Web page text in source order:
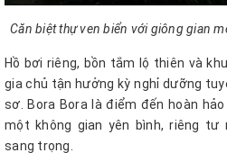
Căn biệt thự ven biển với giông gian
Hồ bơi riêng, bồn tắm lộ thiên và
gia chủ tận hưởng kỳ nghỉ dưỡng
sơ. Bora Bora là điểm đến hoàn
một không gian yên bình, riêng tư
sang trọng.